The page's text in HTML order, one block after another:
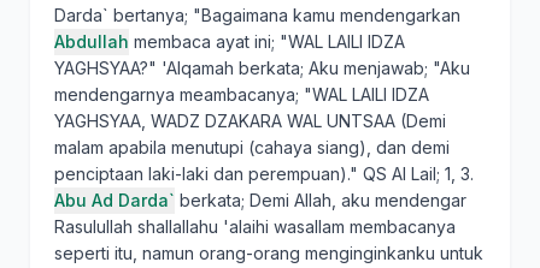
Darda` bertanya; "Bagaimana kamu mendengarkan
Abdullah membaca ayat ini; "WAL LAILI IDZA
YAGHSYAA?" 'Alqamah berkata; Aku menjawab; "Aku
mendengarnya meambacanya; "WAL LAILI IDZA
YAGHSYAA, WADZ DZAKARA WAL UNTSAA (Demi
malam apabila menutupi (cahaya siang), dan demi
penciptaan laki-laki dan perempuan)." QS Al Lail; 1, 3.
Abu Ad Darda` berkata; Demi Allah, aku mendengar
Rasulullah shallallahu 'alaihi wasallam membacanya
seperti itu, namun orang-orang menginginkanku untuk